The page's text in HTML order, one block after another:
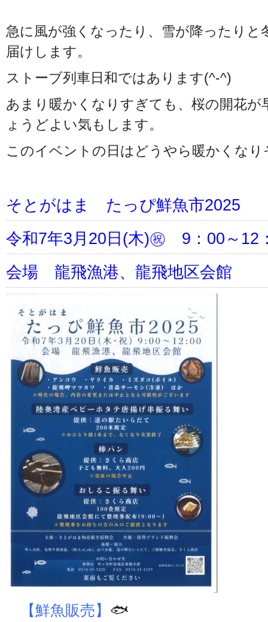
急に風が強くなったり、雪が降ったりと
届けします。
ストーブ列車日和ではあります(^-^)
あまり暖かくなりすぎても、桜の開花
ょうどよい気もします。
このイベントの日はどうやら暖かくな
そとがはま たっぴ鮮魚市2025
令和7年3月20日(木)㊗ 9：00～12
会場 龍飛漁港、龍飛地区会館
【鮮魚販売】 🐟